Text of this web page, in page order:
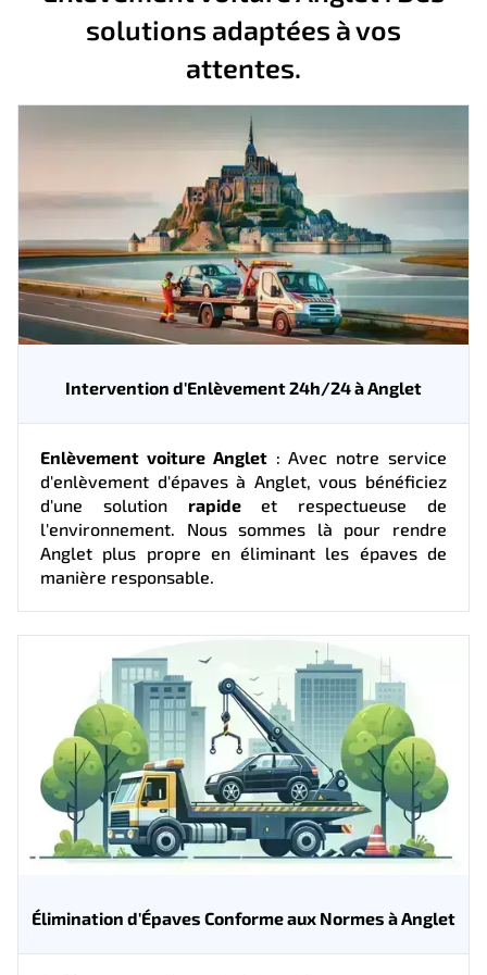
solutions adaptées à vos
attentes.
Intervention d'Enlèvement 24h/24 à Anglet
Enlèvement voiture Anglet: Avec notre service
d'enlèvement d'épaves à Anglet, vous bénéficiez
d'une solution rapideet respectueuse de
l'environnement. Nous sommes là pour rendre
Anglet plus propre en éliminant les épaves de
manière responsable.
Élimination d'Épaves Conforme aux Normes à Anglet